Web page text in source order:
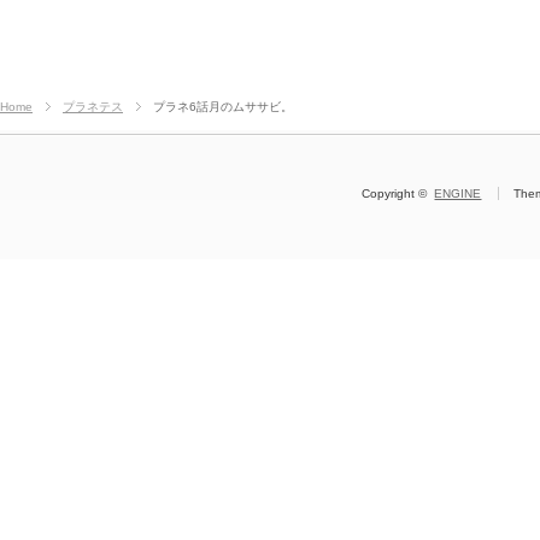
Home プラネテス プラネ6話月のムササビ。
Copyright ©ENGINE